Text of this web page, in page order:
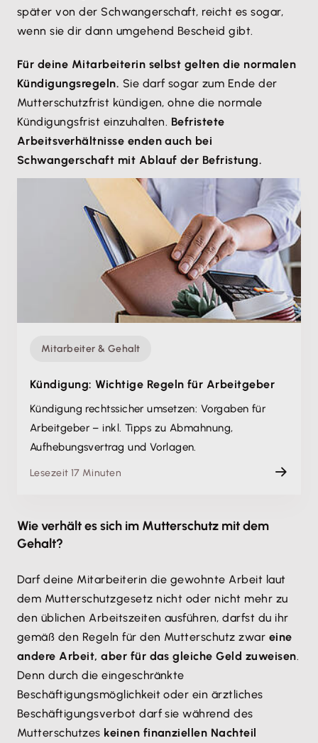
später von der Schwangerschaft, reicht es sogar,
wenn sie dir dann umgehend Bescheid gibt.
Für deine Mitarbeiterin selbst gelten die normalen
Kündigungsregeln. Sie darf sogar zum Ende der
Mutterschutzfrist kündigen, ohne die normale
Kündigungsfrist einzuhalten. Befristete
Arbeitsverhältnisse enden auch bei
Schwangerschaft mit Ablauf der Befristung.
Mitarbeiter & Gehalt
Kündigung: Wichtige Regeln für Arbeitgeber
Kündigung rechtssicher umsetzen: Vorgaben für
Arbeitgeber – inkl. Tipps zu Abmahnung,
Aufhebungsvertrag und Vorlagen.
Lesezeit 17 Minuten
Wie verhält es sich im Mutterschutz mit dem
Gehalt?
Darf deine Mitarbeiterin die gewohnte Arbeit laut
dem Mutterschutzgesetz nicht oder nicht mehr zu
den üblichen Arbeitszeiten ausführen, darfst du ihr
gemäß den Regeln für den Mutterschutz zwar eine
andere Arbeit, aber für das gleiche Geld zuweisen.
Denn durch die eingeschränkte
Beschäftigungsmöglichkeit oder ein ärztliches
Beschäftigungsverbot darf sie während des
Mutterschutzes keinen finanziellen Nachteil